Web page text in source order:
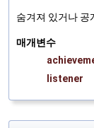
숨겨져 있거나 공
매개변수
listener